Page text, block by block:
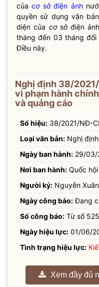
củacơ sở điện ảnh
quyền sử dụng văn bản
diện của cơ sở điện ảnh
tháng đến 03 tháng đối
Điều này.
Nghị định 38/
vi phạm hành
và quảng cáo
Số hiệu: 38/2021/NĐ-
Loại văn bản: Nghị định
Ngày ban hành: 29/03/
Nơi ban hành: Quốc hội
Người ký: Nguyễn
Ngày công báo:Đang
Số công báo: Từ số
Ngày hiệu lực: 01/06/
Tình trạng hiệu lực:
Xem đầy đủ